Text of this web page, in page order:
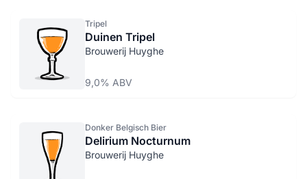
Tripel
Duinen Tripel
Brouwerij Huyghe
9,0% ABV
Donker Belgisch Bier
Delirium Nocturnum
Brouwerij Huyghe